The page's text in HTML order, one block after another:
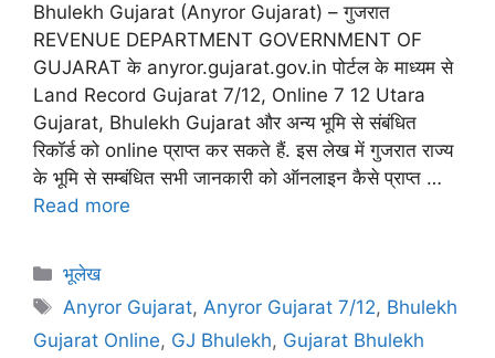
Bhulekh Gujarat (Anyror Gujarat) – गुजरात
REVENUE DEPARTMENT GOVERNMENT OF
GUJARAT के anyror.gujarat.gov.in पोर्टल के माध्यम से
Land Record Gujarat 7/12, Online 7 12 Utara
Gujarat, Bhulekh Gujarat और अन्य भूमि से संबंधित
रिकॉर्ड को online प्राप्त कर सकते हैं. इस लेख में गुजरात राज्य
के भूमि से सम्बंधित सभी जानकारी को ऑनलाइन कैसे प्राप्त …
Read more
Categories
भूलेख
Tags
Anyror Gujarat,Anyror Gujarat 7/12, Bhulekh
Gujarat Online, GJ Bhulekh, Gujarat Bhulekh